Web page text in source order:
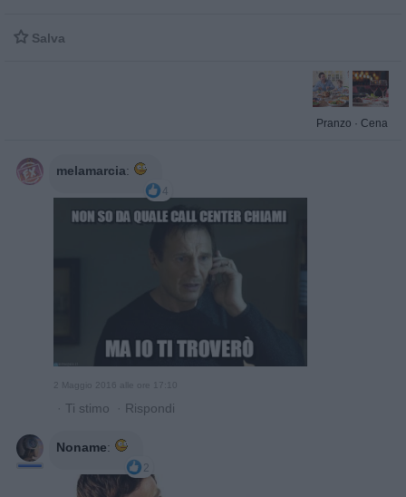
 Salva
Pranzo · Cena
melamarcia:
4
2 Maggio 2016 alle ore 17:10
· Ti stimo · Rispondi
Noname:
2